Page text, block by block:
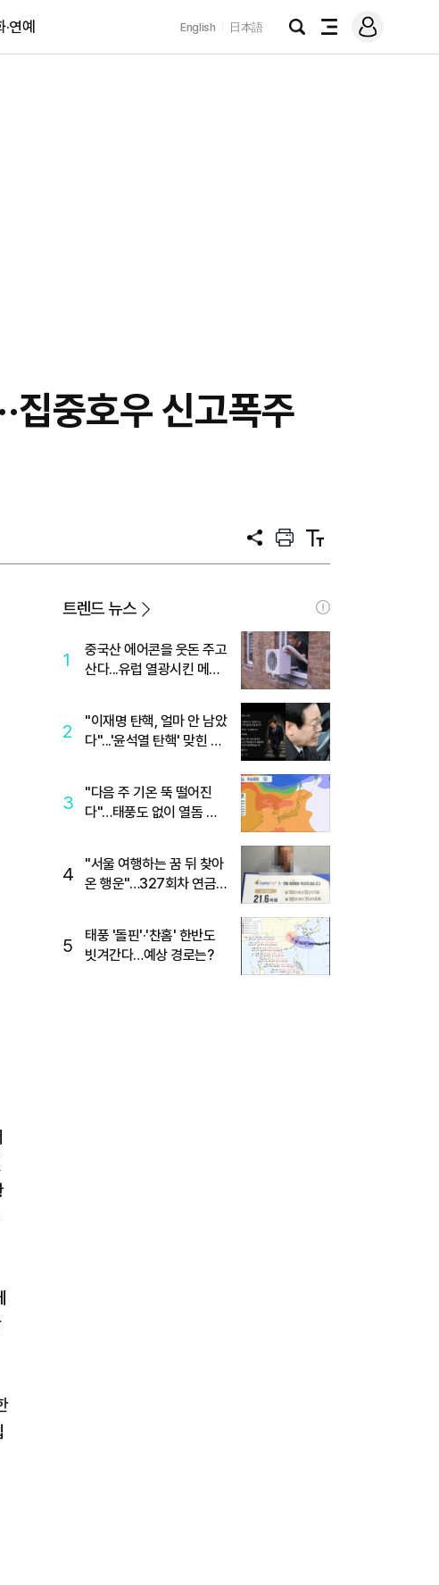
연예 English 日本語
검
전
메
그
중호우 신고폭주
공
프
트
텍
트
트렌드 뉴스
1
중국산 에어콘을 웃돈 주고
산다...유럽 열광시킨 메이
2
"이재명 탄핵, 얼마 안 남았
다"...'윤석열 탄핵' 맞힌 무
3
"다음 주 기온 뚝 떨어진
다"…태풍도 없이 열돔 박
4
"서울 여행하는 꿈 뒤 찾아
온 행운"…327회차 연금
5
태풍 '돌핀'·'찬홈' 한반도
빗겨간다…예상 경로는?